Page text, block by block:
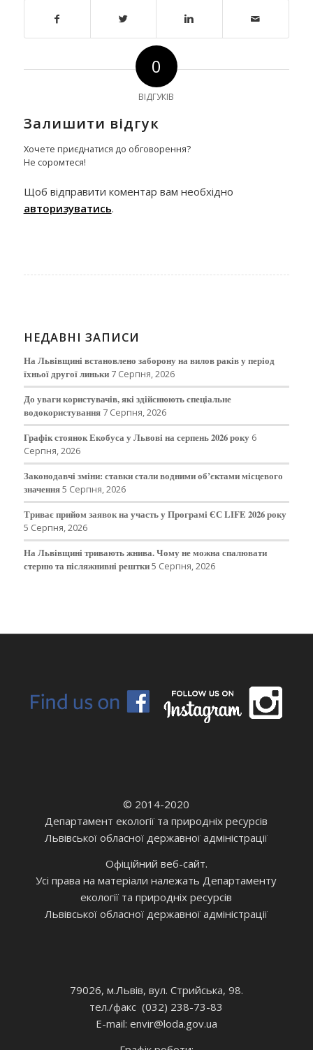
0
ВІДГУКІВ
Залишити відгук
Хочете приєднатися до обговорення?
Не соромтеся!
Щоб відправити коментар вам необхідно
авторизуватись.
НЕДАВНІ ЗАПИСИ
На Львівщині встановлено заборону на вилов раків у період
їхньої другої линьки 7 Серпня, 2026
До уваги користувачів, які здійснюють спеціальне
водокористування 7 Серпня, 2026
Графік стоянок Екобуса у Львові на серпень 2026 року 6
Серпня, 2026
Законодавчі зміни: ставки стали водними об’єктами місцевого
значення5 Серпня, 2026
Триває прийом заявок на участь у Програмі ЄС LIFE 2026 року
5 Серпня, 2026
На Львівщині тривають жнива. Чому не можна спалювати
стерню та післяжнивні рештки5 Серпня, 2026
© 2014-2020
Департамент екології та природніх ресурсів
Львівської обласної державної адміністрації
Офіційний веб-сайт.
Усі права на матеріали належать Департаменту
екології та природніх ресурсів
Львівської обласної державної адміністрації
79026, м.Львів, вул. Стрийська, 98.
тел./факс (032) 238-73-83
E-mail: envir@loda.gov.ua